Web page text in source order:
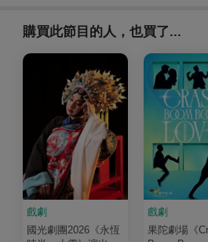
購買此節目的人，也買了...
戲劇
國光劇團2026《永恆
戲劇
果陀劇場《